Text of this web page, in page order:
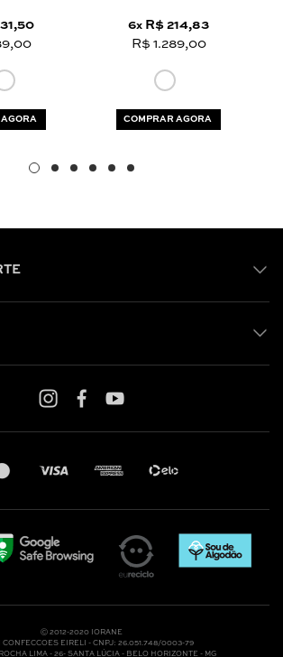
6x R$ 214,83
R$ 1.289,00
COMPRAR AGORA
6604
Ⓒ 2012-2020 IORANE
CONFECCOES EIRELI - CNPJ: 26.051.748/0003-79
LIMA - 26- SANTA LÚCIA - BELO HORIZONTE - MG